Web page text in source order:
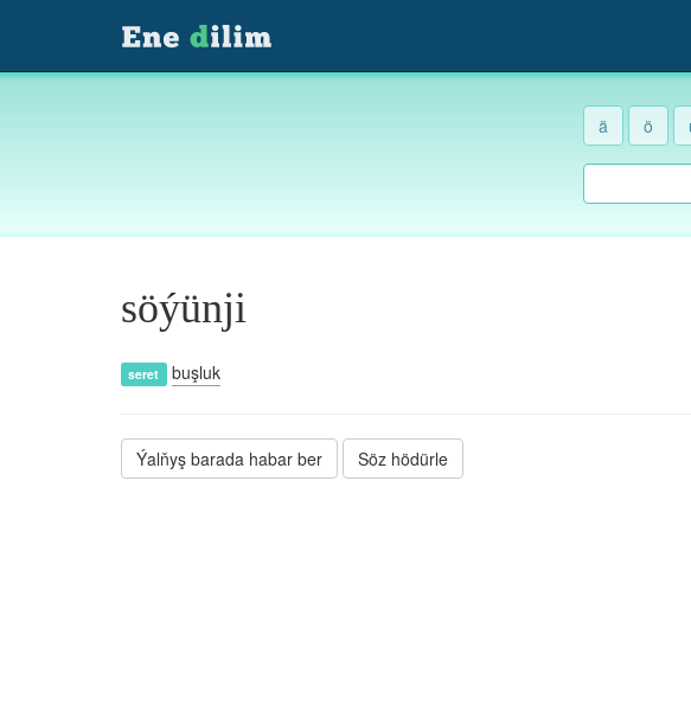
ä ö
söýünji
seret buşluk
Ýalňyş barada habar ber Söz hödürle